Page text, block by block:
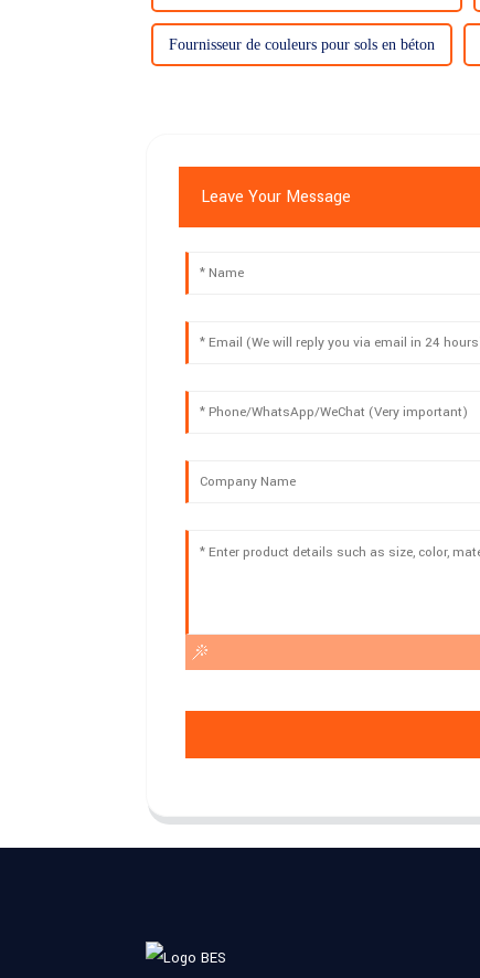
Fournisseur de couleurs pour sols en béton
Leave Your Message